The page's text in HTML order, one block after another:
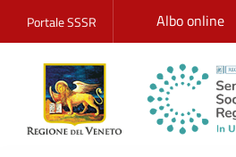
Portale SSSR Albo online